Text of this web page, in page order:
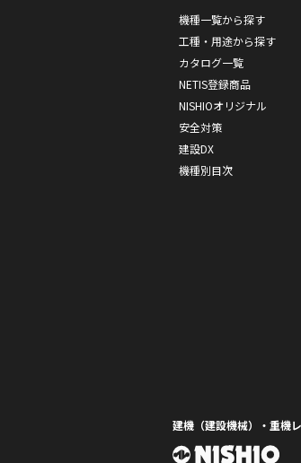
機種一覧から探す
工種・用途から探す
カタログ一覧
NETIS登録商品
NISHIOオリジナル
安全対策
建設DX
機種別目次
建機（建設機械）・重機